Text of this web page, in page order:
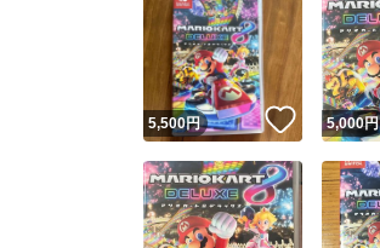
5,500円 いいね！
5,000円